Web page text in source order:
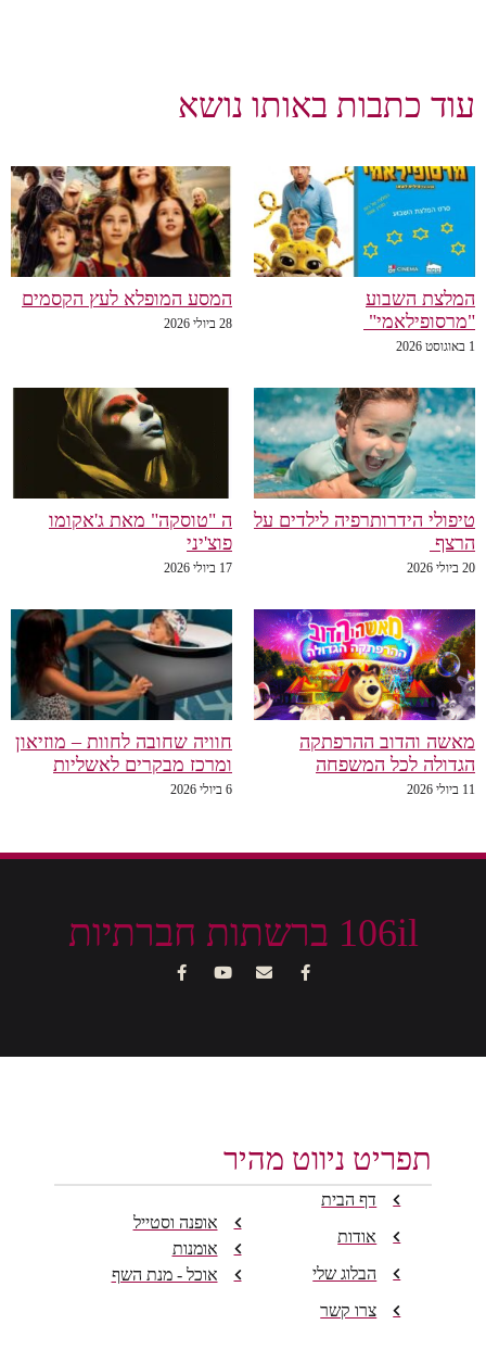
עוד כתבות באותו נושא
המלצת השבוע
"מרסופילאמי"
1 באוגוסט 2026
המסע המופלא לעץ הקסמים
28 ביולי 2026
טיפולי הידרותרפיה לילדים על
הרצף
20 ביולי 2026
ה "טוסקה" מאת ג'אקומו
פוצ'יני
17 ביולי 2026
מאשה והדוב ההרפתקה
הגדולה לכל המשפחה
11 ביולי 2026
חוויה שחובה לחוות – מוזיאון
ומרכז מבקרים לאשליות
6 ביולי 2026
106il ברשתות חברתיות
תפריט ניווט מהיר
דף הבית
אודות
הבלוג שלי
צרו קשר
אופנה וסטייל
אומנות
אוכל - מנת השף